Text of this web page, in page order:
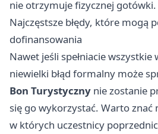
nie otrzymuje fizycznej gotówki.
Najczęstsze błędy, które mogą
dofinansowania
Nawet jeśli spełniacie
niewielki błąd formalny może
Bon Turystyczny nie zostanie
się go wykorzystać. Warto znać
w których uczestnicy